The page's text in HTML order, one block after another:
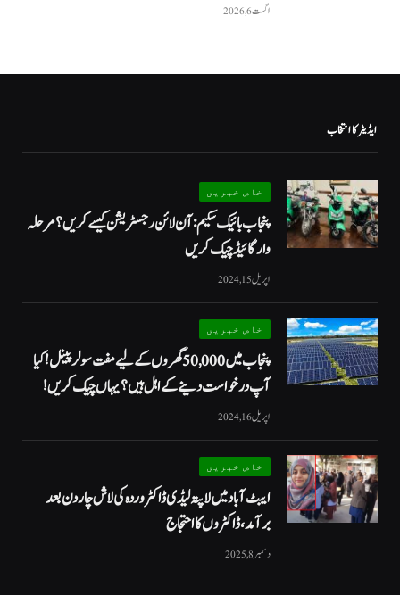
اگست 6, 2026
ایڈیٹر کا انتخاب
خاص خبریں
پنجاب بائیک سکیم: آن لائن رجسٹریشن کیسے کریں؟ مرحلہ
وار گائیڈ چیک کریں
اپریل 15, 2024
خاص خبریں
پنجاب میں 50,000 گھروں کے لیے مفت سولر پینل! کیا
آپ درخواست دینے کے اہل ہیں؟ یہاں چیک کریں!
اپریل 16, 2024
خاص خبریں
ایبٹ آباد میں لاپتہ لیڈی ڈاکٹر وردہ کی لاش چار دن بعد
برآمد، ڈاکٹروں کا احتجاج
دسمبر 8, 2025